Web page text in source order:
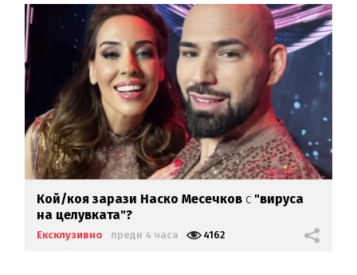
Кой/коя зарази Наско Месечков с "вируса
на целувката"?
Ексклузивно преди 4 часа 4162